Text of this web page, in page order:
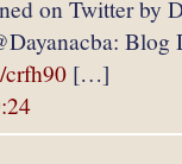
on Twitter by
[…]